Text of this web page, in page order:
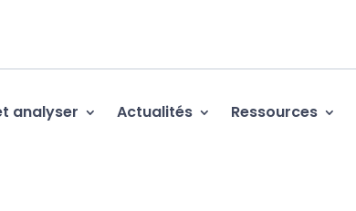
analyser Actualités Ressources